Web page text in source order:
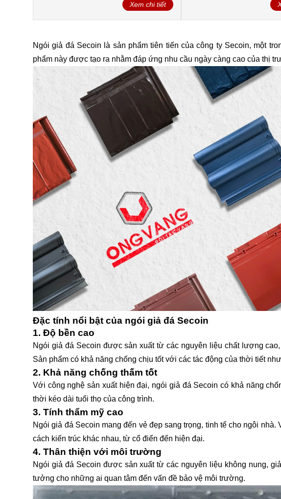
Xem chi tiết
Ngói giả đá Secoin là sản phẩm tiên tiến của công ty Secoin, một
phẩm này được tạo ra nhằm đáp ứng nhu cầu ngày càng cao của thị
Đặc tính nổi bật của ngói giả đá Secoin
1. Độ bền cao
Ngói giả đá Secoin được sản xuất từ các nguyên liệu chất lượng
Sản phẩm có khả năng chống chịu tốt với các tác động của thời tiết
2. Khả năng chống thấm tốt
Với công nghệ sản xuất hiện đại, ngói giả đá Secoin có khả năng
thời kéo dài tuổi thọ của công trình.
3. Tính thẩm mỹ cao
Ngói giả đá Secoin mang đến vẻ đẹp sang trọng, tinh tế cho ngôi
cách kiến trúc khác nhau, từ cổ điển đến hiện đại.
4. Thân thiện với môi trường
Ngói giả đá Secoin được sản xuất từ các nguyên liệu không nung,
tưởng cho những ai quan tâm đến vấn đề bảo vệ môi trường.